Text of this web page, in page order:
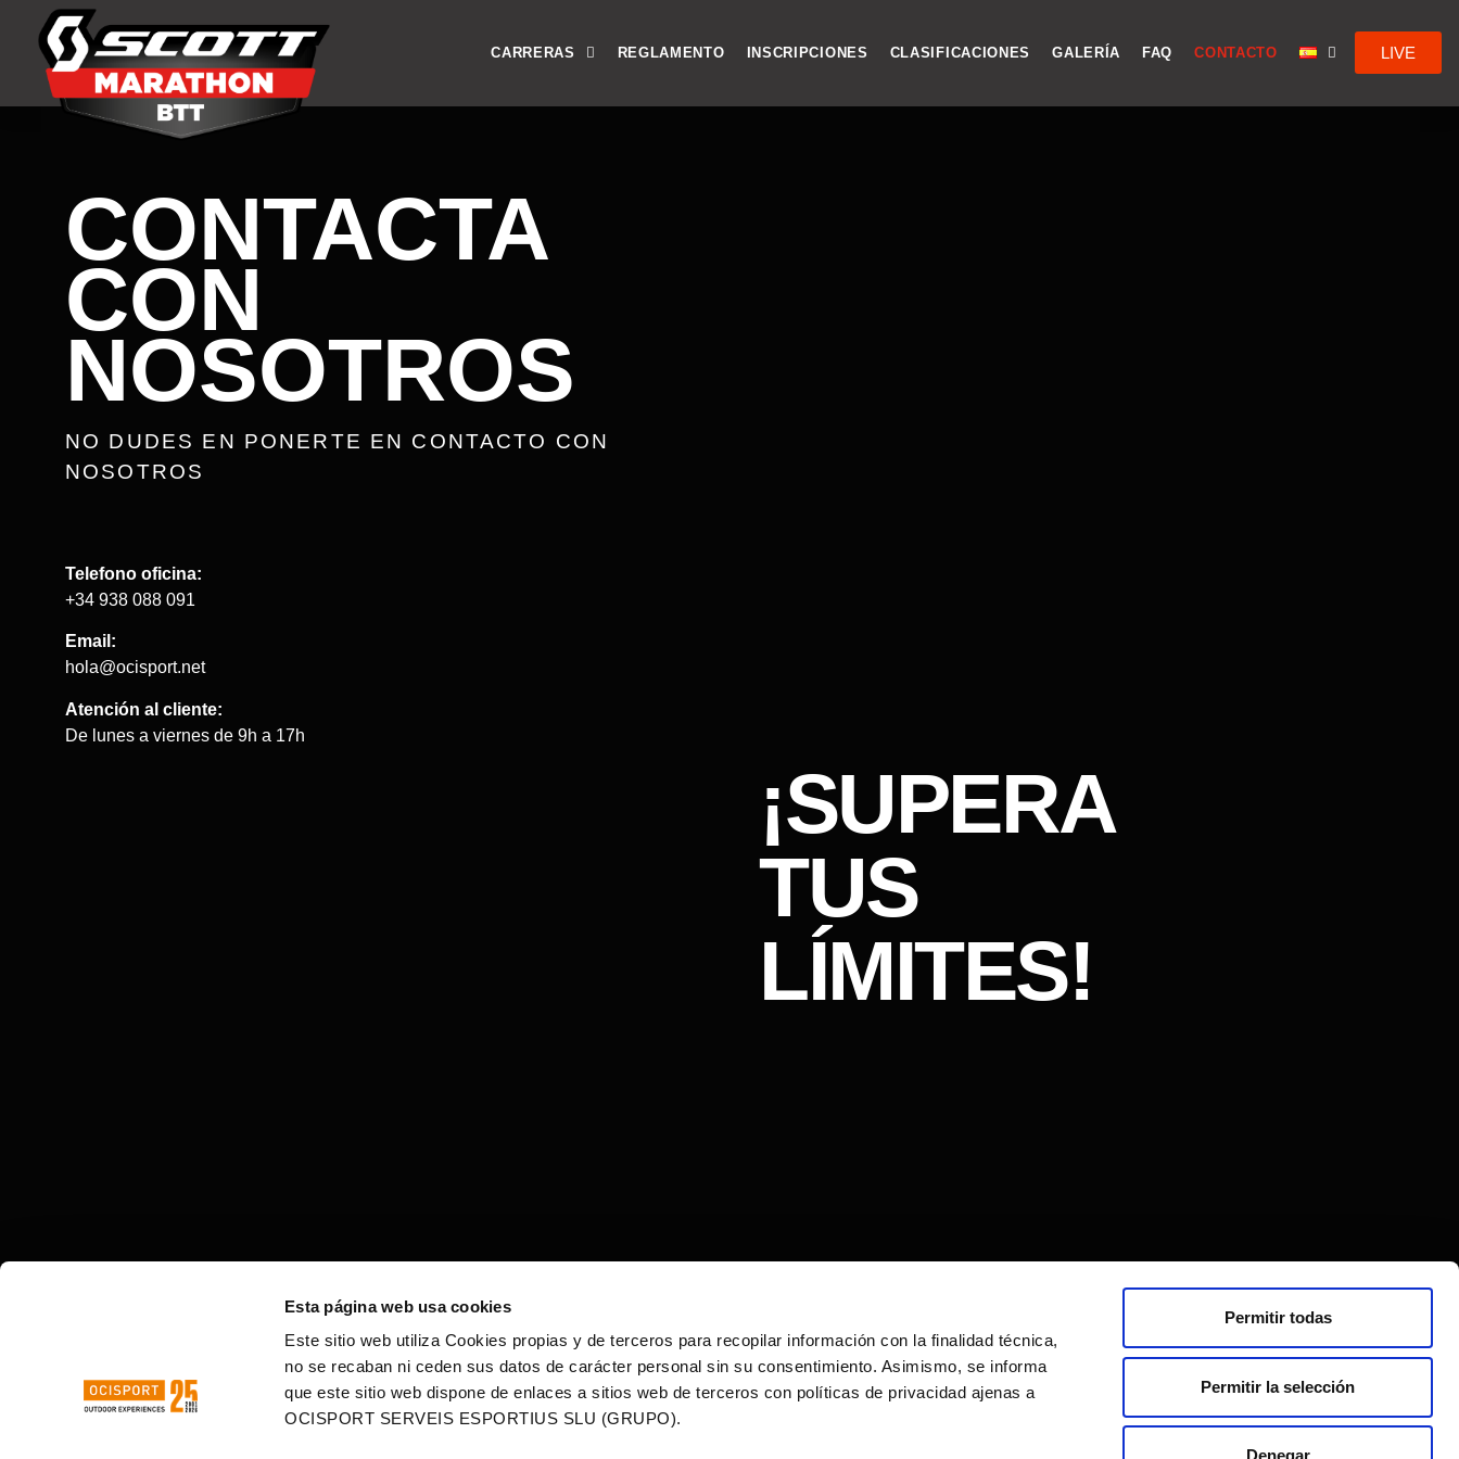
Esta página web usa cookies
Este sitio web utiliza Cookies propias y de terceros para recopilar información con la finalidad técnica,
no se recaban ni ceden sus datos de carácter personal sin su consentimiento. Asimismo, se informa
que este sitio web dispone de enlaces a sitios web de terceros con políticas de privacidad ajenas a
OCISPORT SERVEIS ESPORTIUS SLU (GRUPO).
Permitir todas
Permitir la selección
Denegar
CARRERAS REGLAMENTO INSCRIPCIONES CLASIFICACIONES GALERÍA FAQ CONTACTO LIVE
CONTACTA
CON
NOSOTROS
NO DUDES EN PONERTE EN CONTACTO CON
NOSOTROS
Telefono oficina:
+34 938 088 091
Email:
hola@ocisport.net
Atención al cliente:
De lunes a viernes de 9h a 17h
¡SUPERA
TUS
LÍMITES!